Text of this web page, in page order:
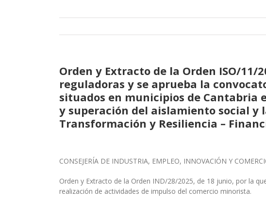
Orden y Extracto de la Orden ISO/11/
reguladoras y se aprueba la
situados en municipios de Cantabria
y superación del aislamiento social y
Transformación y Resiliencia –
CONSEJERÍA DE INDUSTRIA, EMPLEO, INNOVACIÓN Y
Orden y Extracto de la Orden IND/28/2025, de 18 junio, por la
realización de actividades de impulso del comercio minorista.